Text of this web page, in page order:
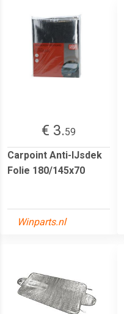
€ 3.59
Carpoint Anti-IJsdek
Folie 180/145x70
Winparts.nl